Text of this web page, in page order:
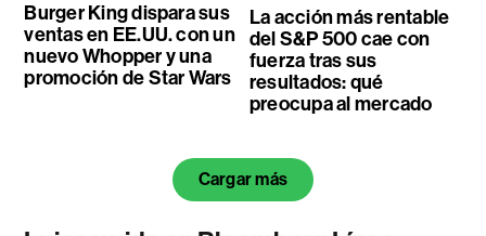
Burger King dispara sus
ventas en EE.UU. con un
nuevo Whopper y una
promoción de Star Wars
La acción más rentable
del S&P 500 cae con
fuerza tras sus
resultados: qué
preocupa al mercado
Cargar más